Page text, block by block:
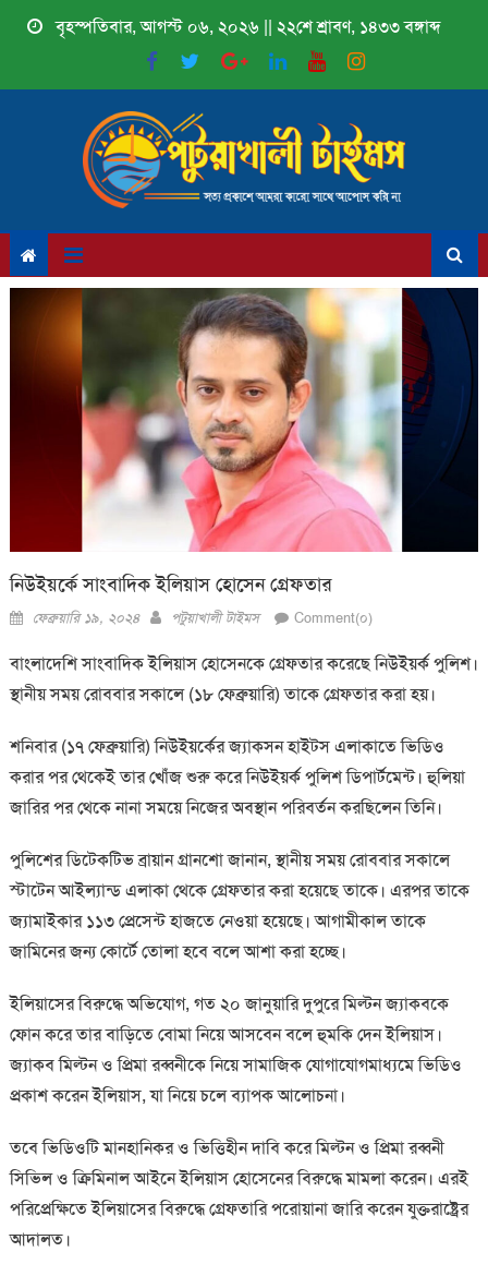
Skip
বৃহস্পতিবার, আগস্ট ০৬, ২০২৬ || ২২শে শ্রাবণ, ১৪৩৩ বঙ্গাব্দ
নিউইয়র্কে সাংবাদিক ইলিয়াস হোসেন গ্রেফতার
Posted
ফেব্রুয়ারি ১৯, ২০২৪ Author
পটুয়াখালী টাইমস Comment(০)
বাংলাদেশি সাংবাদিক ইলিয়াস হোসেনকে গ্রেফতার করেছে নিউইয়র্ক পুলিশ।
স্থানীয় সময় রোববার সকালে (১৮ ফেব্রুয়ারি) তাকে গ্রেফতার করা হয়।
শনিবার (১৭ ফেব্রুয়ারি) নিউইয়র্কের জ্যাকসন হাইটস এলাকাতে ভিডিও
করার পর থেকেই তার খোঁজ শুরু করে নিউইয়র্ক পুলিশ ডিপার্টমেন্ট। হুলিয়া
জারির পর থেকে নানা সময়ে নিজের অবস্থান পরিবর্তন করছিলেন তিনি।
পুলিশের ডিটেকটিভ ব্রায়ান গ্রানশো জানান, স্থানীয় সময় রোববার সকালে
স্টাটেন আইল্যান্ড এলাকা থেকে গ্রেফতার করা হয়েছে তাকে। এরপর তাকে
জ্যামাইকার ১১৩ প্রেসেন্ট হাজতে নেওয়া হয়েছে। আগামীকাল তাকে
জামিনের জন্য কোর্টে তোলা হবে বলে আশা করা হচ্ছে।
ইলিয়াসের বিরুদ্ধে অভিযোগ, গত ২০ জানুয়ারি দুপুরে মিল্টন জ্যাকবকে
ফোন করে তার বাড়িতে বোমা নিয়ে আসবেন বলে হুমকি দেন ইলিয়াস।
জ্যাকব মিল্টন ও প্রিমা রব্বনীকে নিয়ে সামাজিক যোগাযোগমাধ্যমে ভিডিও
প্রকাশ করেন ইলিয়াস, যা নিয়ে চলে ব্যাপক আলোচনা।
তবে ভিডিওটি মানহানিকর ও ভিত্তিহীন দাবি করে মিল্টন ও প্রিমা রব্বনী
সিভিল ও ক্রিমিনাল আইনে ইলিয়াস হোসেনের বিরুদ্ধে মামলা করেন। এরই
পরিপ্রেক্ষিতে ইলিয়াসের বিরুদ্ধে গ্রেফতারি পরোয়ানা জারি করেন যুক্তরাষ্ট্রের
আদালত।